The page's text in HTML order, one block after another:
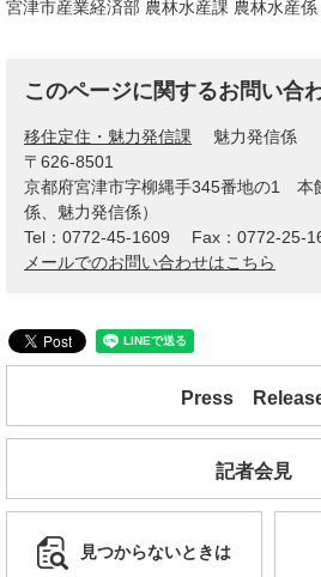
宮津市産業経済部 農林水産課 農林水産
このページに関するお問い合
移住定住・魅力発信課
魅力発信係
〒626-8501
京都府宮津市字柳縄手345番地の1 本
係、魅力発信係）
Tel：0772-45-1609
Fax：0772-25-
メールでのお問い合わせはこちら
Press
記者会見
見つからないときは